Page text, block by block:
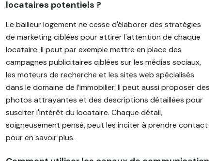
locataires potentiels ?
Le bailleur logement ne cesse d'élaborer des stratégies
de marketing ciblées pour attirer l'attention de chaque
locataire. Il peut par exemple mettre en place des
campagnes publicitaires ciblées sur les médias sociaux,
les moteurs de recherche et les sites web spécialisés
dans le domaine de l’immobilier. Il peut aussi proposer des
photos attrayantes et des descriptions détaillées pour
susciter l'intérêt du locataire. Chaque détail,
soigneusement pensé, peut les inciter à prendre contact
pour en savoir plus.